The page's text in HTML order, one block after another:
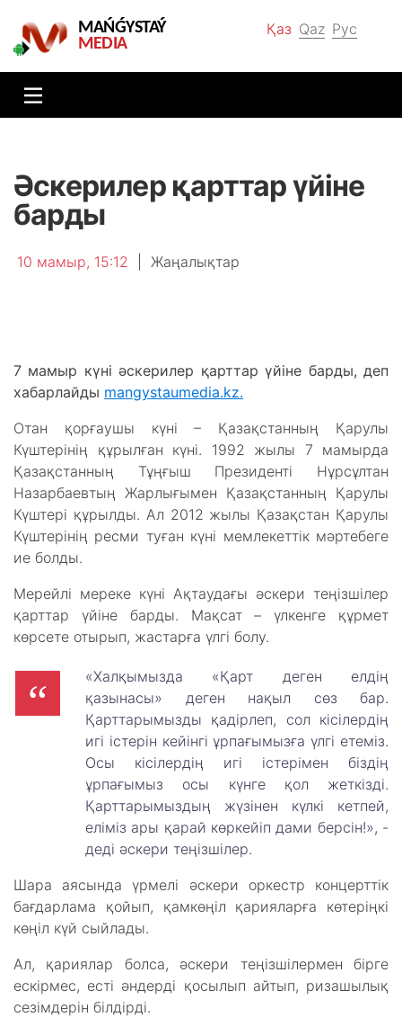
Қаз Qaz Рус
MAŃǴYSTAÝ
MEDIA
Әскерилер қарттар үйіне
барды
10 мамыр, 15:12 Жаңалықтар
7 мамыр күні әскерилер қарттар үйіне барды, деп
хабарлайды mangystaumedia.kz.
Отан қорғаушы күні – Қазақстанның Қарулы
Күштерінің құрылған күні. 1992 жылы 7 мамырда
Қазақстанның Тұңғыш Президенті Нұрсұлтан
Назарбаевтың Жарлығымен Қазақстанның Қарулы
Күштері құрылды. Ал 2012 жылы Қазақстан Қарулы
Күштерінің ресми туған күні мемлекеттік мәртебеге
ие болды.
Мерейлі мереке күні Ақтаудағы әскери теңізшілер
қарттар үйіне барды. Мақсат – үлкенге құрмет
көрсете отырып, жастарға үлгі болу.
«Халқымызда «Қарт деген елдің
қазынасы» деген нақыл сөз бар.
Қарттарымызды қадірлеп, сол кісілердің
игі істерін кейінгі ұрпағымызға үлгі етеміз.
Осы кісілердің игі істерімен біздің
ұрпағымыз осы күнге қол жеткізді.
Қарттарымыздың жүзінен күлкі кетпей,
еліміз ары қарай көркейіп дами берсін!», -
деді әскери теңізшілер.
Шара аясында үрмелі әскери оркестр концерттік
бағдарлама қойып, қамкөңіл қарияларға көтеріңкі
көңіл күй сыйлады.
Ал, қариялар болса, әскери теңізшілермен бірге
ескірмес, есті әндерді қосылып айтып, ризашылық
сезімдерін білдірді.